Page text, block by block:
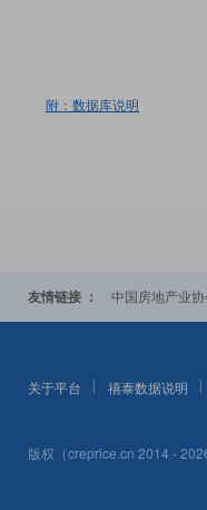
附：数据库说明
友情链接 ： 中国房地产业协
关于平台 禧泰数据说明
版权（creprice.cn 2014 -